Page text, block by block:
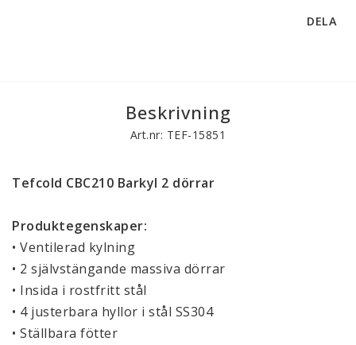
DELA
Beskrivning
Art.nr: TEF-15851
Tefcold CBC210 Barkyl 2 dörrar
Produktegenskaper:
• Ventilerad kylning
• 2 självstängande massiva dörrar
• Insida i rostfritt stål
• 4 justerbara hyllor i stål SS304
• Ställbara fötter